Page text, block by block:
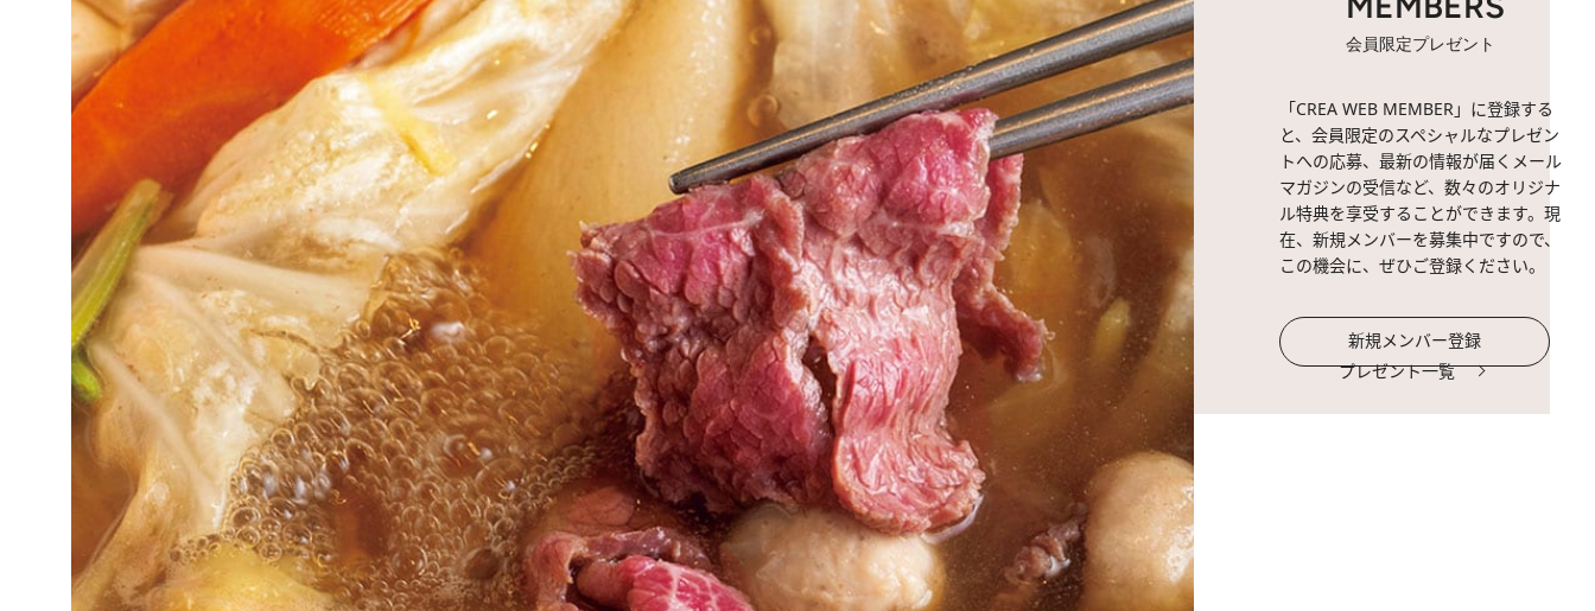
会員限定プレゼント
「CREA WEB MEMBER」に登録する
と、会員限定のスペシャルなプレゼン
トへの応募、最新の情報が届くメール
マガジンの受信など、数々のオリジナ
ル特典を享受することができます。現
在、新規メンバーを募集中ですので、
この機会に、ぜひご登録ください。
新規メンバー登録
プレゼント一覧